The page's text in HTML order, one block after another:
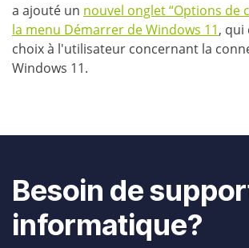
a ajouté un nouvel onglet “Options de
la menu Démarrer de Windows 11, qui
choix à l'utilisateur concernant la
Windows 11.
Besoin de
informatique?